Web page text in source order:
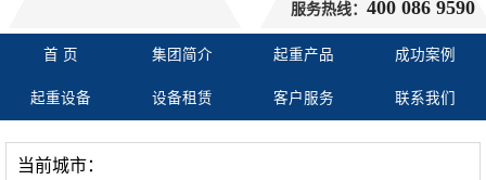
服务热线： 400 086 9590
首 页 集团简介 起重产品 成功案例
起重设备 设备租赁 客户服务 联系我们
当前城市：